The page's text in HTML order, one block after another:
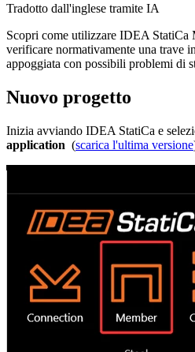
Tradotto dall'inglese tramite IA
Scopri come utilizzare IDEA StatiCa
verificare normativamente una trave
appoggiata con possibili problemi di
Nuovo progetto
Inizia avviando IDEA StatiCa e
application (scarica l'ultima versione